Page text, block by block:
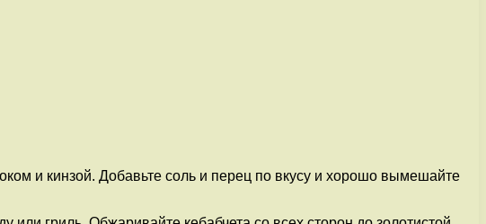
и кинзой. Добавьте соль и перец по вкусу и хорошо вымешайте